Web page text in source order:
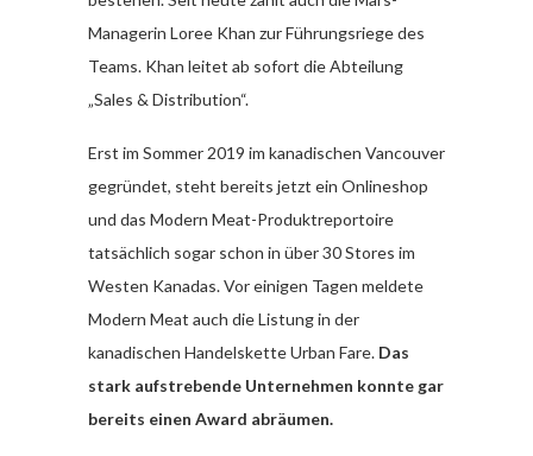
Managerin Loree Khan zur Führungsriege des
Teams. Khan leitet ab sofort die Abteilung
„Sales & Distribution“.
Erst im Sommer 2019 im kanadischen Vancouver
gegründet, steht bereits jetzt ein Onlineshop
und das Modern Meat-Produktreportoire
tatsächlich sogar schon in über 30 Stores im
Westen Kanadas. Vor einigen Tagen meldete
Modern Meat auch die Listung in der
kanadischen Handelskette Urban Fare. Das
stark aufstrebende Unternehmen konnte gar
bereits einen Award abräumen.